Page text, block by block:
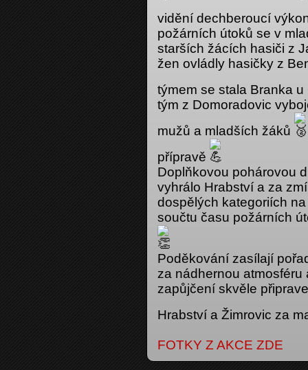
vidění dechberoucí
požárních útoků se v
starších žácích hasiči z
žen ovládly hasičky z
týmem se stala Branka
tým z Domoradovic
mužů a mladších žáků
přípravě
Doplňkovou pohárovou
vyhrálo Hrabství a za
dospělých kategoriích
součtu času požárních
Poděkování zasílají
za nádhernou
zapůjčení skvěle
Hrabství a Žimrovic za
FOTKY Z AKCE ZDE